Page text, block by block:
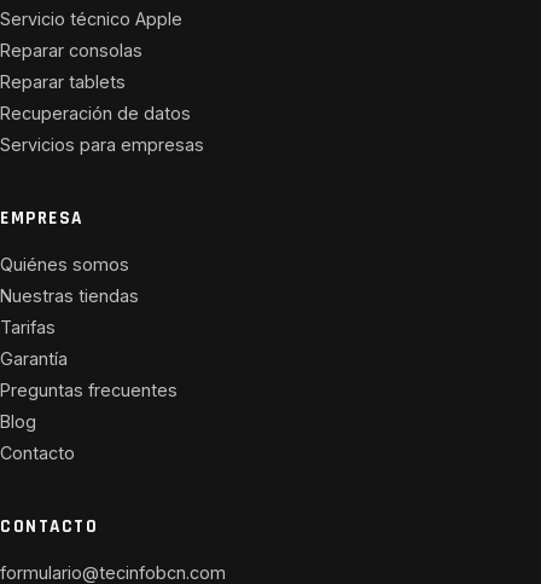
Servicio técnico Apple
Reparar consolas
Reparar tablets
Recuperación de datos
Servicios para empresas
EMPRESA
Quiénes somos
Nuestras tiendas
Tarifas
Garantía
Preguntas frecuentes
Blog
Contacto
CONTACTO
formulario@tecinfobcn.com